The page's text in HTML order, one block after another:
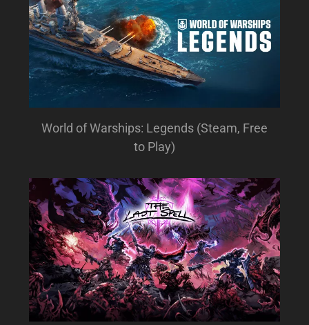
World of Warships: Legends (Steam, Free
to Play)